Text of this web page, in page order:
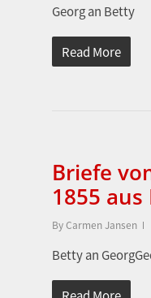
Georg an Betty
Read More
Briefe
1855
ByCarmen Jansen
Betty an